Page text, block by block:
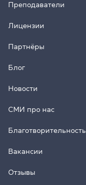
Преподаватели
Лицензии
Партнёры
Блог
Новости
СМИ про нас
Благотворительность
Вакансии
Отзывы